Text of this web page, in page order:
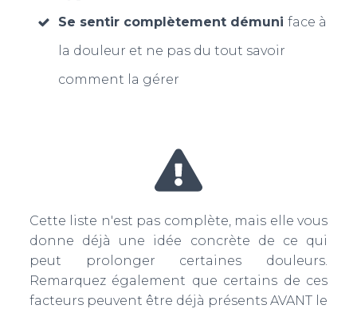
Se sentir complètement démuni face à
la douleur et ne pas du tout savoir
comment la gérer
Cette liste n'est pas complète, mais elle vous
donne déjà une idée concrète de ce qui
peut prolonger certaines douleurs.
Remarquez également que certains de ces
facteurs peuvent être déjà présents AVANT le